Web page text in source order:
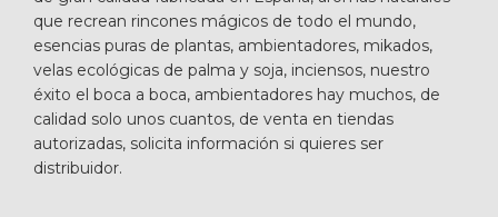
que recrean rincones mágicos de todo el mundo,
esencias puras de plantas, ambientadores, mikados,
velas ecológicas de palma y soja, inciensos, nuestro
éxito el boca a boca, ambientadores hay muchos, de
calidad solo unos cuantos, de venta en tiendas
autorizadas, solicita información si quieres ser
distribuidor.